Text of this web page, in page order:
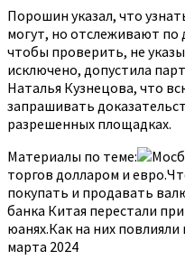
Порошин указал, что
могут, но отслеживают по
чтобы проверить, не
исключено, допустила
Наталья Кузнецова, что
запрашивать
разрешенных площадках.
Материалы по теме:
торгов долларом и
покупать и продавать
банка Китая перестали
юанях.Как на них
марта 2024